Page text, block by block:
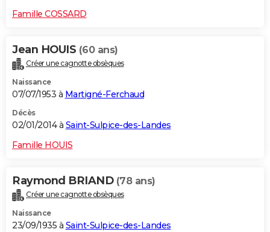
Famille COSSARD
Jean HOUIS (60 ans)
Créer une cagnotte obsèques
Naissance
07/07/1953 à Martigné-Ferchaud
Décès
02/01/2014 à Saint-Sulpice-des-Landes
Famille HOUIS
Raymond BRIAND (78 ans)
Créer une cagnotte obsèques
Naissance
23/09/1935 à Saint-Sulpice-des-Landes